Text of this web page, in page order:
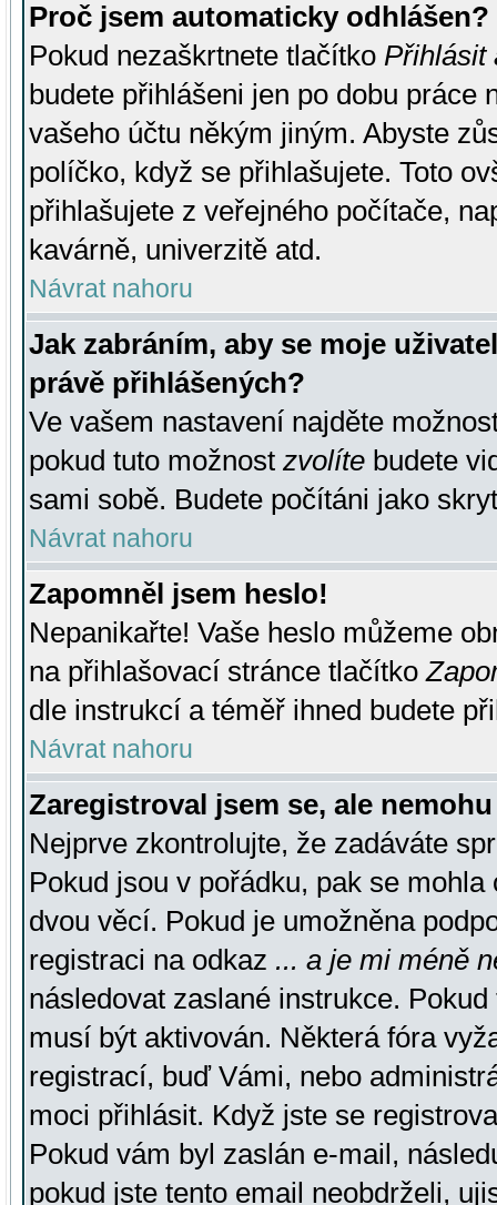
Proč jsem automaticky odhlášen?
Pokud nezaškrtnete tlačítko Přihlásit
budete přihlášeni jen po dobu práce
vašeho účtu někým jiným. Abyste
políčko, když se přihlašujete. Toto
přihlašujete z veřejného počítače,
kavárně, univerzitě atd.
Návrat nahoru
Jak zabráním, aby se moje
právě přihlášených?
Ve vašem nastavení najděte
pokud tuto možnost zvolíte budete
sami sobě. Budete počítáni jako
Návrat nahoru
Zapomněl jsem heslo!
Nepanikařte! Vaše heslo můžeme
na přihlašovací stránce tlačítko
dle instrukcí a téměř ihned budete
Návrat nahoru
Zaregistroval jsem se, ale
Nejprve zkontrolujte, že zadáváte
Pokud jsou v pořádku, pak se
dvou věcí. Pokud je umožněna
registraci na odkaz ... a je mi méně
následovat zaslané instrukce.
musí být aktivován. Některá fóra
registrací, buď Vámi, nebo
moci přihlásit. Když jste se
Pokud vám byl zaslán e-mail,
pokud jste tento email neobdrželi,